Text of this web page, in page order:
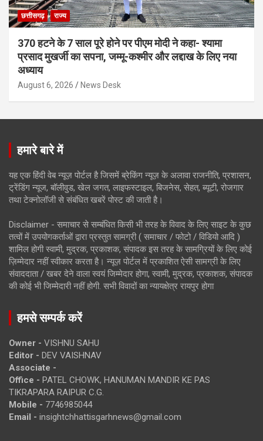
छत्तीसगढ़ राज्य
370 हटने के 7 साल पूरे होने पर पीएम मोदी ने कहा- श्यामा
प्रसाद मुखर्जी का सपना, जम्मू-कश्मीर और लद्दाख के लिए नया
अध्याय
August 6, 2026 News Desk
हमारे बारे में
यह एक हिंदी वेब न्यूज़ पोर्टल है जिसमें ब्रेकिंग न्यूज़ के अलावा राजनीति, प्रशासन,
ट्रेंडिंग न्यूज, बॉलीवुड, खेल जगत, लाइफस्टाइल, बिजनेस, सेहत, ब्यूटी, रोजगार
तथा टेक्नोलॉजी से संबंधित खबरें पोस्ट की जाती है।
Disclaimer - समाचार से सम्बंधित किसी भी तरह के विवाद के लिए साइट के कुछ
तत्वों में उपयोगकर्ताओं द्वारा प्रस्तुत सामग्री ( समाचार / फोटो / विडियो आदि )
शामिल होगी स्वामी, मुद्रक, प्रकाशक, संपादक इस तरह के सामग्रियों के लिए कोई
ज़िम्मेदार नहीं स्वीकार करता है। न्यूज़ पोर्टल में प्रकाशित ऐसी सामग्री के लिए
संवाददाता / खबर देने वाला स्वयं जिम्मेदार होगा, स्वामी, मुद्रक, प्रकाशक, संपादक
की कोई भी जिम्मेदारी नहीं होगी. सभी विवादों का न्यायक्षेत्र रायपुर होगा
हमसे सम्पर्क करें
Owner - VISHNU SAHU
Editor - DEV VAISHNAV
Associate -
Office - PATEL CHOWK, HANUMAN MANDIR KE PAS
TIKRAPARA RAIPUR C.G.
Mobile - 7746985044
Email - insightchhattisgarhnews@gmail.com